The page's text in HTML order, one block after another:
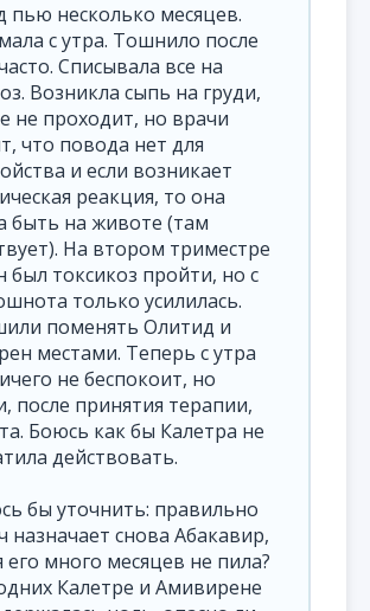
пью несколько месяцев.
с утра. Тошнило после
Списывала все на
Возникла сыпь на груди,
не проходит, но врачи
что повода нет для
и если возникает
реакция, то она
быть на животе (там
На втором триместре
был токсикоз пройти, но с
только усилилась.
поменять Олитид и
местами. Теперь с утра
не беспокоит, но
после принятия терапии,
Боюсь как бы Калетра не
действовать.
бы уточнить: правильно
назначает снова Абакавир,
его много месяцев не пила?
Калетре и Амивирене